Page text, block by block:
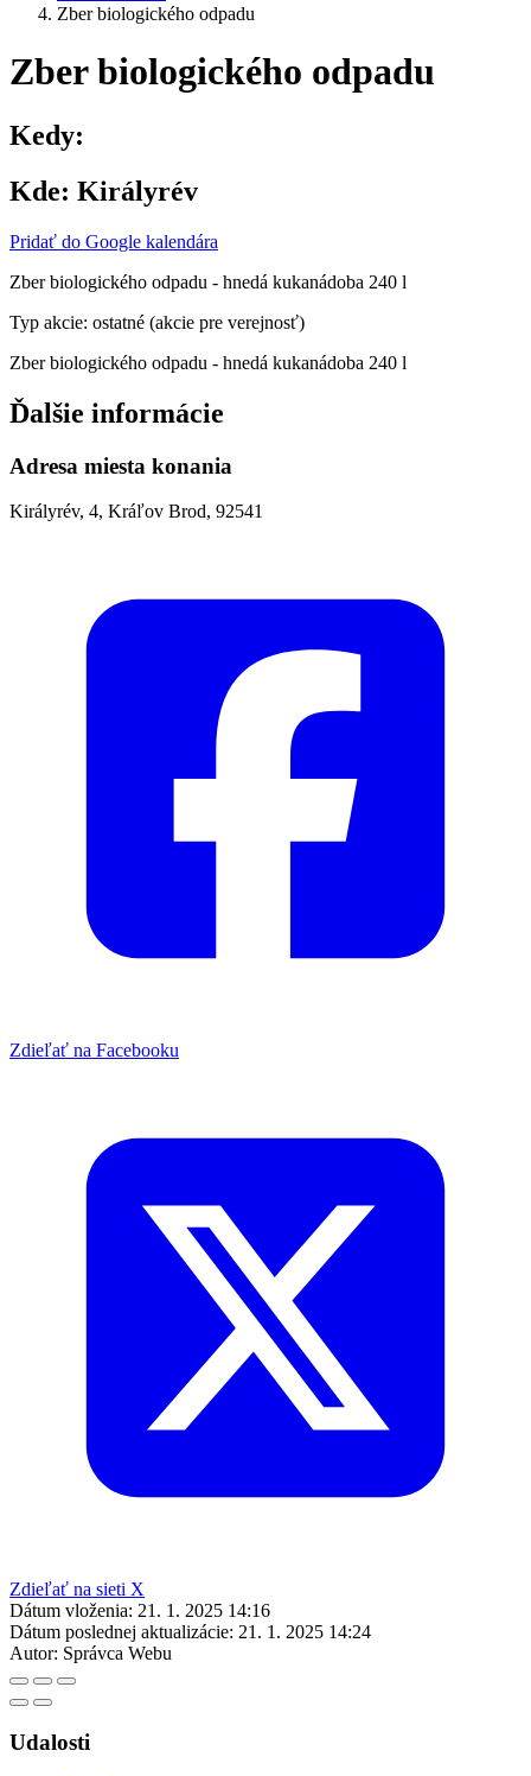
Zber biologického odpadu
Zber biologického odpadu
Kedy:
Kde: Királyrév
Pridať do Google kalendára
Zber biologického odpadu - hnedá kukanádoba 240 l
Typ akcie: ostatné (akcie pre verejnosť)
Zber biologického odpadu - hnedá kukanádoba 240 l
Ďalšie informácie
Adresa miesta konania
Királyrév, 4, Kráľov Brod, 92541
Zdieľať na Facebooku
Zdieľať na sieti X
Dátum vloženia: 21. 1. 2025 14:16
Dátum poslednej aktualizácie: 21. 1. 2025 14:24
Autor: Správca Webu
Udalosti